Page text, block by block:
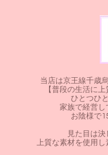
当店は京王線千歳
【普段の生活に
ひとつひ
家族で経営し
お陰様で
見た目は
上質な素材を使用